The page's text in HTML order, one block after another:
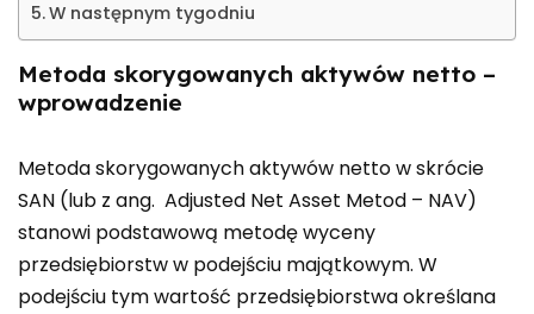
W następnym tygodniu
Metoda skorygowanych aktywów netto –
wprowadzenie
Metoda skorygowanych aktywów netto w skrócie
SAN (lub z ang. Adjusted Net Asset Metod – NAV)
stanowi podstawową metodę wyceny
przedsiębiorstw w podejściu majątkowym. W
podejściu tym wartość przedsiębiorstwa określana